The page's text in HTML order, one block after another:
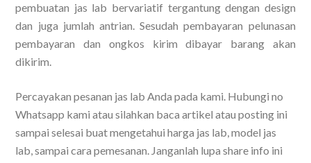
pembuatan jas lab bervariatif tergantung dengan design
dan juga jumlah antrian. Sesudah pembayaran pelunasan
pembayaran dan ongkos kirim dibayar barang akan
dikirim.
Percayakan pesanan jas lab Anda pada kami. Hubungi no
Whatsapp kami atau silahkan baca artikel atau posting ini
sampai selesai buat mengetahui harga jas lab, model jas
lab, sampai cara pemesanan. Janganlah lupa share info ini